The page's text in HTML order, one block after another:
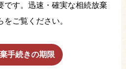
です。迅速・確実な相続放棄
ご覧ください。
手続きの期限